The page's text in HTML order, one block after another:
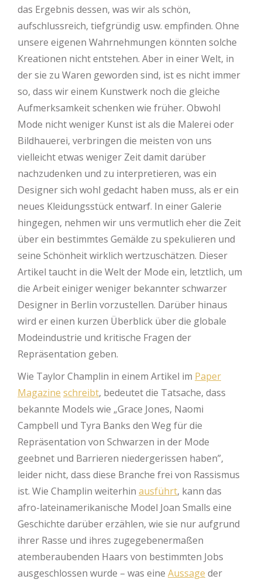
das Ergebnis dessen, was wir als schön,
aufschlussreich, tiefgründig usw. empfinden. Ohne
unsere eigenen Wahrnehmungen könnten solche
Kreationen nicht entstehen. Aber in einer Welt, in
der sie zu Waren geworden sind, ist es nicht immer
so, dass wir einem Kunstwerk noch die gleiche
Aufmerksamkeit schenken wie früher. Obwohl
Mode nicht weniger Kunst ist als die Malerei oder
Bildhauerei, verbringen die meisten von uns
vielleicht etwas weniger Zeit damit darüber
nachzudenken und zu interpretieren, was ein
Designer sich wohl gedacht haben muss, als er ein
neues Kleidungsstück entwarf. In einer Galerie
hingegen, nehmen wir uns vermutlich eher die Zeit
über ein bestimmtes Gemälde zu spekulieren und
seine Schönheit wirklich wertzuschätzen. Dieser
Artikel taucht in die Welt der Mode ein, letztlich, um
die Arbeit einiger weniger bekannter schwarzer
Designer in Berlin vorzustellen. Darüber hinaus
wird er einen kurzen Überblick über die globale
Modeindustrie und kritische Fragen der
Repräsentation geben.
Wie Taylor Champlin in einem Artikel im Paper
Magazine schreibt, bedeutet die Tatsache, dass
bekannte Models wie „Grace Jones, Naomi
Campbell und Tyra Banks den Weg für die
Repräsentation von Schwarzen in der Mode
geebnet und Barrieren niedergerissen haben”,
leider nicht, dass diese Branche frei von Rassismus
ist. Wie Champlin weiterhin ausführt, kann das
afro-lateinamerikanische Model Joan Smalls eine
Geschichte darüber erzählen, wie sie nur aufgrund
ihrer Rasse und ihres zugegebenermaßen
atemberaubenden Haars von bestimmten Jobs
ausgeschlossen wurde – was eine Aussage der